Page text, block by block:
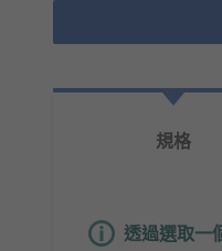
規格
透過選取一